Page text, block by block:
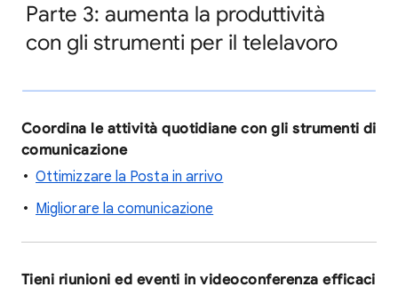
Parte 3: aumenta la produttività
con gli strumenti per il telelavoro
Coordina le attività quotidiane con gli strumenti di
comunicazione
Ottimizzare la Posta in arrivo
Migliorare la comunicazione
Tieni riunioni ed eventi in videoconferenza efficaci